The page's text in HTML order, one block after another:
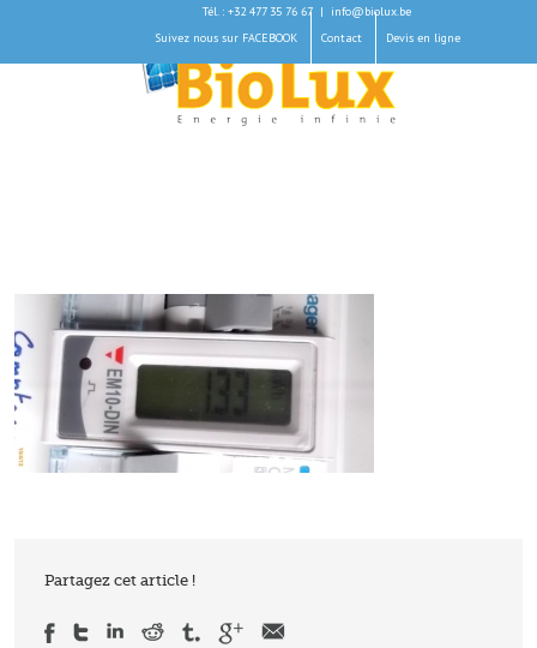
Tél. : +32 477 35 76 67 |
info@biolux.be
Suivez nous sur FACEBOOK
Contact Devis en ligne
Partagez cet article !